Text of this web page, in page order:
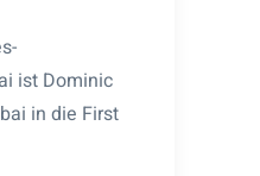
ist Dominic
in die First